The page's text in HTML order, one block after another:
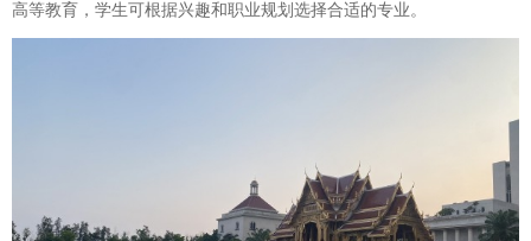
高等教育，学生可根据兴趣和职业规划选择合适的专业。